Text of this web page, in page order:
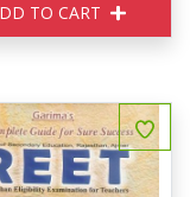
TO CART